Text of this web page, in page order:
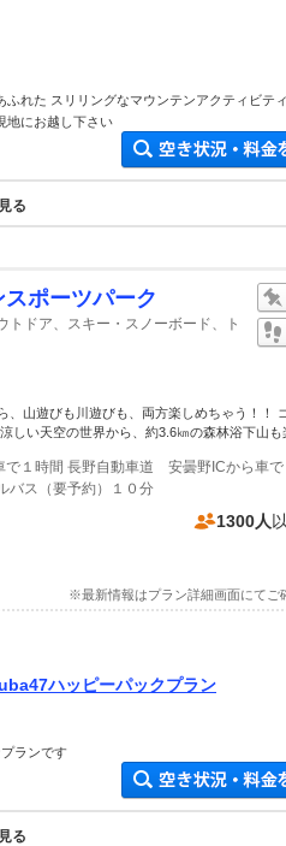
ふれた スリリングなマウンテンアクティビテ
地にお越し下さい
る
ポーツパーク
ドア、スキー・スノーボード、ト
、山遊びも川遊びも、両方楽しめちゃう！！
しい天空の世界から、約3.6㎞の森林浴下山も
１時間 長野自動車道 安曇野ICから車で
ス（要予約）１０分
1300人
※最新情報はプラン詳細画面にてご
ハッピーパックプラン
ランです
る